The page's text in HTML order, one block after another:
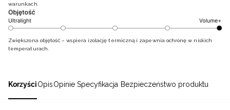
KorzyściOpisOpinie Specyfikacja Bezpieczeństwo produktu
warunkach.
Zwiększona objętość – wspiera izolację termiczną i zapewnia ochronę w niskich
temperaturach.